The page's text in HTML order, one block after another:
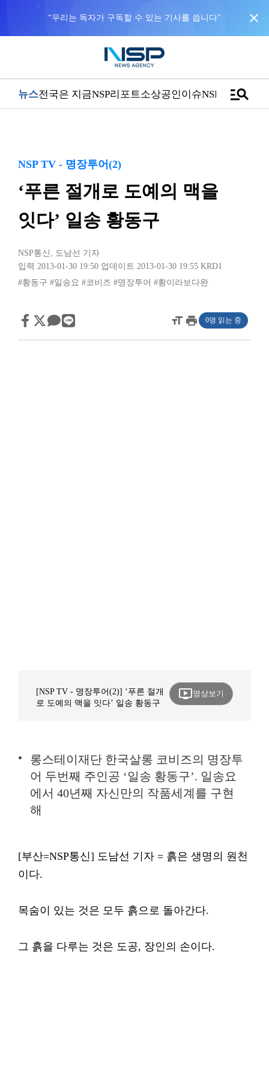
“우리는 독자가 구독할 수 있는 기사를 씁니다” close
뉴스전국은 지금NSP리포트소상공인이슈NSPTVmanage_search
NSP TV - 명장투어(2)
‘푸른 절개로 도예의 맥을
잇다’ 일송 황동구
NSP통신 , 도남선 기자
입력 2013-01-30 19:50 업데이트 2013-01-30 19:55 KRD1
#황동구 #일송요 #코비즈 #명장투어 #황이라보다완
format_sizeprint 0명 읽는 중
[NSP TV - 명장투어(2)] ‘푸른 절개
로 도예의 맥을 잇다’ 일송 황동구
ondemand_video영상보기
롱스테이재단 한국살롱 코비즈의 명장투
어 두번째 주인공 ‘일송 황동구’. 일송요
에서 40년째 자신만의 작품세계를 구현
해
[부산=NSP통신] 도남선 기자 = 흙은 생명의 원천
이다.
목숨이 있는 것은 모두 흙으로 돌아간다.
그 흙을 다루는 것은 도공, 장인의 손이다.